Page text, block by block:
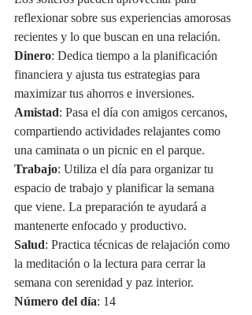
reflexionar sobre sus experiencias amorosas
recientes y lo que buscan en una relación.
Dinero: Dedica tiempo a la planificación
financiera y ajusta tus estrategias para
maximizar tus ahorros e inversiones.
Amistad: Pasa el día con amigos cercanos,
compartiendo actividades relajantes como
una caminata o un picnic en el parque.
Trabajo: Utiliza el día para organizar tu
espacio de trabajo y planificar la semana
que viene. La preparación te ayudará a
mantenerte enfocado y productivo.
Salud: Practica técnicas de relajación como
la meditación o la lectura para cerrar la
semana con serenidad y paz interior.
Número del día: 14